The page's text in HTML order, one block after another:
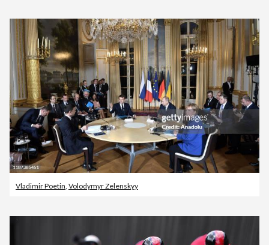
Vladimir Poetin Volodymyr Zelenskyy